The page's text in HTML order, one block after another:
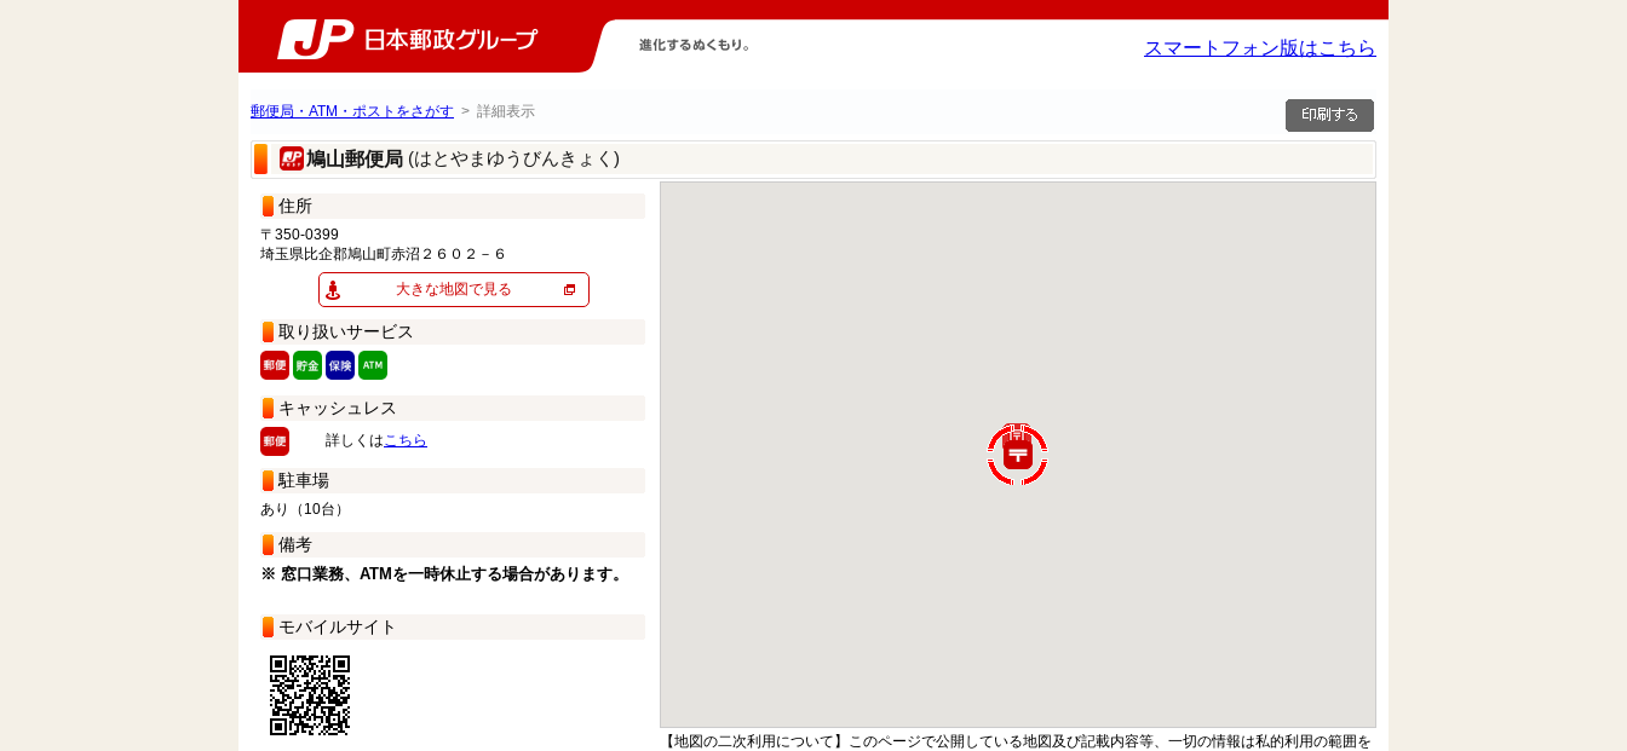
スマートフォン版はこちら
郵便局・ATM・ポストをさがす > 詳細表示
鳩山郵便局 (はとやまゆうびんきょく)
住所
〒350-0399
埼玉県比企郡鳩山町赤沼２６０２－６
大きな地図で見る
取り扱いサービス
キャッシュレス
詳しくはこちら
駐車場
あり（10台）
備考
※ 窓口業務、ATMを一時休止する場合があります。
モバイルサイト
【地図の二次利用について】このページで公開している地図及び記載内容等、一切の情報は私的利用の範囲を